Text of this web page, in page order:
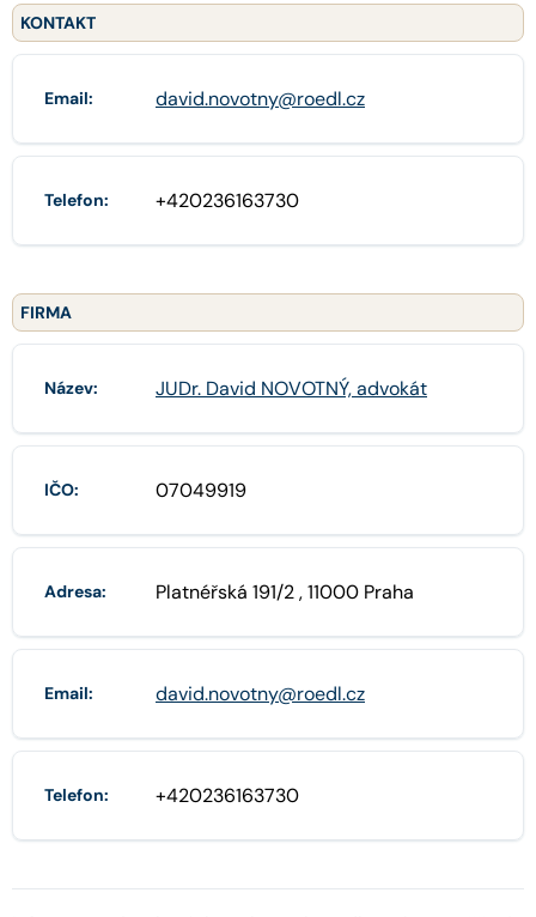
KONTAKT
Email: david.novotny@roedl.cz
Telefon: +420236163730
FIRMA
Název: JUDr. David NOVOTNÝ, advokát
IČO: 07049919
Adresa: Platnéřská 191/2 , 11000 Praha
Email: david.novotny@roedl.cz
Telefon: +420236163730